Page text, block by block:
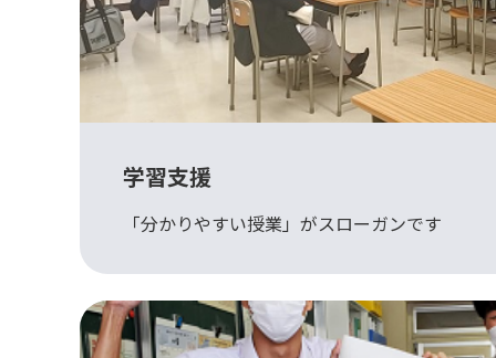
学習支援
「分かりやすい授業」がスローガンです